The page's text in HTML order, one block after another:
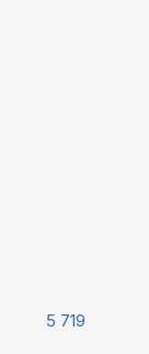
5 719